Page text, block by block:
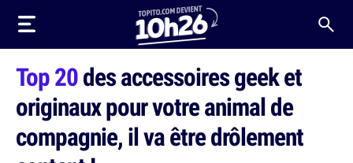
Top 20des accessoires geek et
originaux pour votre animal de
compagnie, il va être drôlement